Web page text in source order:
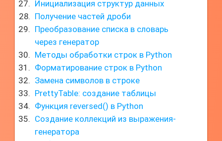
Инициализация структур данных
Получение частей дроби
Преобразование списка в словарь
через генератор
Методы обработки строк в Python
Форматирование строк в Python
Замена символов в строке
PrettyTable: создание таблицы
Функция reversed() в Python
Создание коллекций из выражения-
генератора